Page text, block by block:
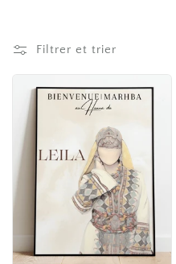
l
i
o
Filtrer et trier